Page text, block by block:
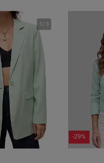
1 / 3
-29%